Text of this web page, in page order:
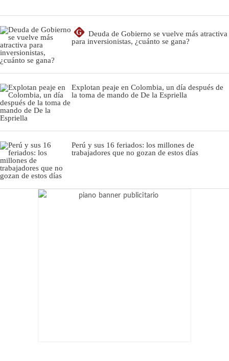
G
Deuda de Gobierno se vuelve más atractiva
para inversionistas, ¿cuánto se gana?
Explotan peaje en Colombia, un día después de
la toma de mando de De la Espriella
Perú y sus 16 feriados: los millones de
trabajadores que no gozan de estos días